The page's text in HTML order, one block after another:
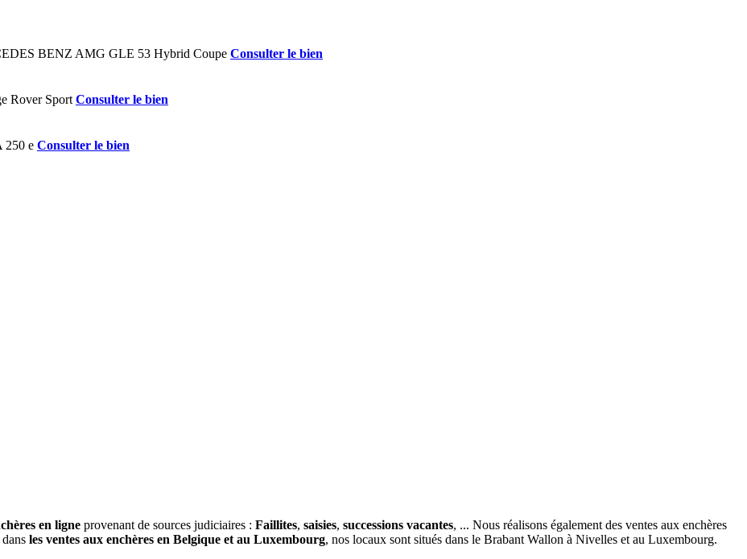
Consulter le bien
Consulter le bien
Consulter le bien
en ligne provenant de sources judiciaires : Faillites, saisies, successions vacantes, ... Nous réalisons également des ventes aux enchères
les ventes aux enchères en Belgique et au Luxembourg, nos locaux sont situés dans le Brabant Wallon à Nivelles et au Luxembourg.